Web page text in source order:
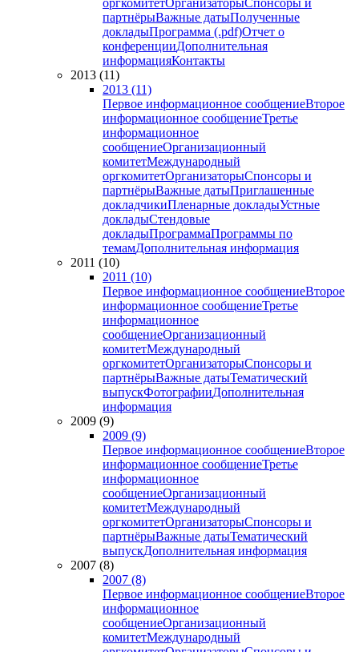
оргкомитетОрганизаторыСпонсоры и
партнёрыВажные датыПолученные
докладыПрограмма (.pdf)Отчет о
конференцииДополнительная
информацияКонтакты
2013 (11)
2013 (11)
Первое информационное сообщениеВторое
информационное сообщениеТретье
информационное
сообщениеОрганизационный
комитетМеждународный
оргкомитетОрганизаторыСпонсоры и
партнёрыВажные датыПриглашенные
докладчикиПленарные докладыУстные
докладыСтендовые
докладыПрограммаПрограммы по
темамДополнительная информация
2011 (10)
2011 (10)
Первое информационное сообщениеВторое
информационное сообщениеТретье
информационное
сообщениеОрганизационный
комитетМеждународный
оргкомитетОрганизаторыСпонсоры и
партнёрыВажные датыТематический
выпускФотографииДополнительная
информация
2009 (9)
2009 (9)
Первое информационное сообщениеВторое
информационное сообщениеТретье
информационное
сообщениеОрганизационный
комитетМеждународный
оргкомитетОрганизаторыСпонсоры и
партнёрыВажные датыТематический
выпускДополнительная информация
2007 (8)
2007 (8)
Первое информационное сообщениеВторое
информационное
сообщениеОрганизационный
комитетМеждународный